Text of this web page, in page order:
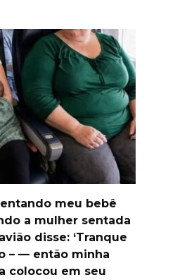
meu bebê
a mulher sentada
disse: ‘Tranque
– — então minha
colocou em seu